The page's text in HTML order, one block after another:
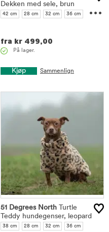
Dekken med sele, brun
42 cm 28 cm 32 cm
36 cm
...
fra kr 499,00
På lager.
Kjøp Sammenlign
51 Degrees North Turtle
Teddy hundegenser, leopard
38 cm 28 cm 32 cm 36 cm